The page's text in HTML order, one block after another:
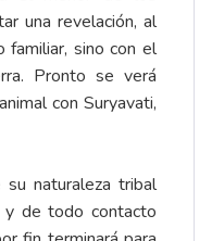
una revelación, al
familiar, sino con el
Pronto se verá
con Suryavati,
su naturaleza tribal
de todo contacto